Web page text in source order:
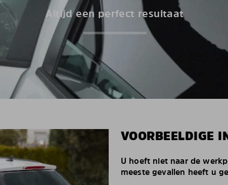
Altijd een perfect resultaat
VOORBEELDIGE
U hoeft niet naar de
meeste gevallen heeft u